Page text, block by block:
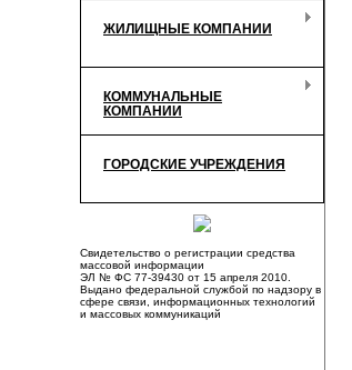
ЖИЛИЩНЫЕ КОМПАНИИ
КОММУНАЛЬНЫЕ
КОМПАНИИ
ГОРОДСКИЕ УЧРЕЖДЕНИЯ
Свидетельство о регистрации средства
массовой информации
ЭЛ № ФС 77-39430 от 15 апреля 2010.
Выдано федеральной службой по надзору в
сфере связи, информационных технологий
и массовых коммуникаций